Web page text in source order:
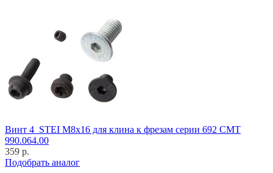
Винт 4_STEI M8x16 для клина к фрезам серии 692 CMT
990.064.00
359 р.
Подобрать аналог